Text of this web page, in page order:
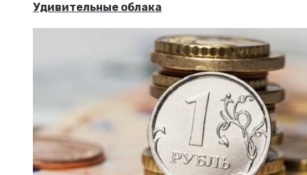
Удивительные облака